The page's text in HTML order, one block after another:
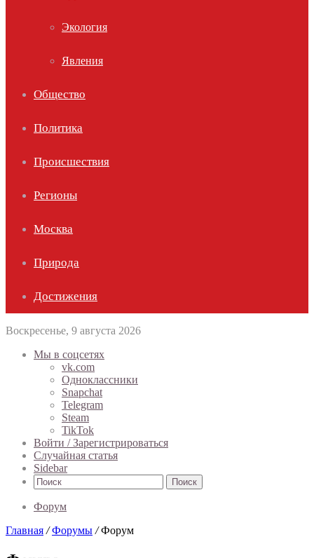
Экология
Явления
Общество
Политика
Происшествия
Регионы
Москва
Природа
Достижения
Воскресенье, 9 августа 2026
Мы в соцсетях
vk.com
Одноклассники
Snapchat
Telegram
Steam
TikTok
Войти / Зарегистрироваться
Случайная статья
Sidebar
Поиск
Форум
Главная / Форумы / Форум